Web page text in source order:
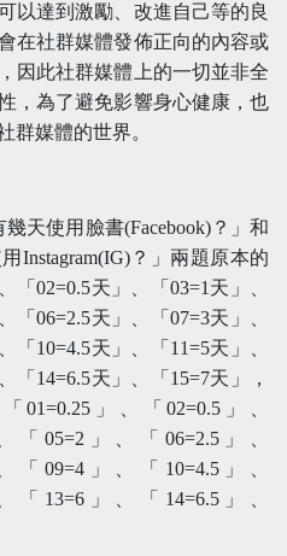
以達到激勵、改進自己等的良
在社群媒體發佈正向的內容或
因此社群媒體上的一切並非全
，為了避免影響身心健康，也
群媒體的世界。
天使用臉書(Facebook)？」和
Instagram(IG)？」兩題原本的
「02=0.5天」、「03=1天」、
「06=2.5天」、「07=3天」、
「10=4.5天」、「11=5天」、
「14=6.5天」、「15=7天」，
」、「02=0.5」、
「05=2」、「06=2.5」、
「09=4」、「10=4.5」、
「13=6」、「14=6.5」、